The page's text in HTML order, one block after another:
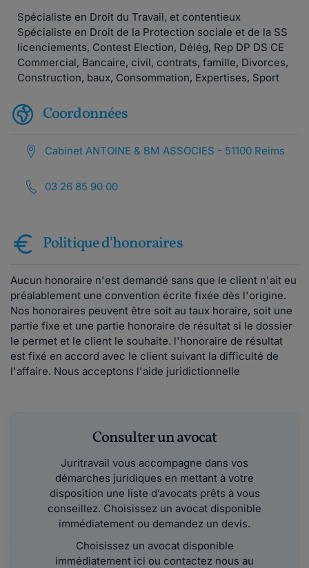
Spécialiste en Droit du Travail, et contentieux
Spécialiste en Droit de la Protection sociale et de la SS
licenciements, Contest Election, Délég, Rep DP DS CE
Commercial, Bancaire, civil, contrats, famille, Divorces,
Construction, baux, Consommation, Expertises, Sport
Coordonnées
Cabinet ANTOINE & BM ASSOCIES - 51100 Reims
03 26 85 90 00
Politique d'honoraires
Aucun honoraire n'est demandé sans que le client n'ait eu
préalablement une convention écrite fixée dès l'origine.
Nos honoraires peuvent être soit au taux horaire, soit une
partie fixe et une partie honoraire de résultat si le dossier
le permet et le client le souhaite. l'honoraire de résultat
est fixé en accord avec le client suivant la difficulté de
l'affaire. Nous acceptons l'aide juridictionnelle
Consulter un avocat
Juritravail vous accompagne dans vos
démarches juridiques en mettant à votre
disposition une liste d’avocats prêts à vous
conseillez. Choisissez un avocat disponible
immédiatement ou demandez un devis.
Choisissez un avocat disponible
immédiatement ici ou contactez nous au